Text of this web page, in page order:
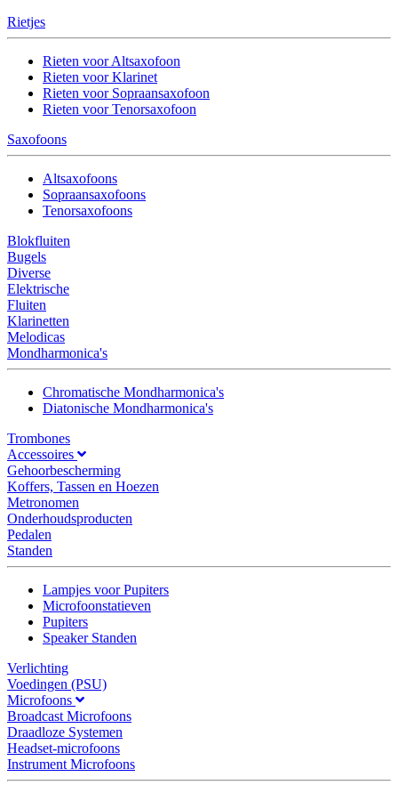
Rietjes
Rieten voor Altsaxofoon
Rieten voor Klarinet
Rieten voor Sopraansaxofoon
Rieten voor Tenorsaxofoon
Saxofoons
Altsaxofoons
Sopraansaxofoons
Tenorsaxofoons
Blokfluiten
Bugels
Diverse
Elektrische
Fluiten
Klarinetten
Melodicas
Mondharmonica's
Chromatische Mondharmonica's
Diatonische Mondharmonica's
Trombones
Accessoires
Gehoorbescherming
Koffers, Tassen en Hoezen
Metronomen
Onderhoudsproducten
Pedalen
Standen
Lampjes voor Pupiters
Microfoonstatieven
Pupiters
Speaker Standen
Verlichting
Voedingen (PSU)
Microfoons
Broadcast Microfoons
Draadloze Systemen
Headset-microfoons
Instrument Microfoons